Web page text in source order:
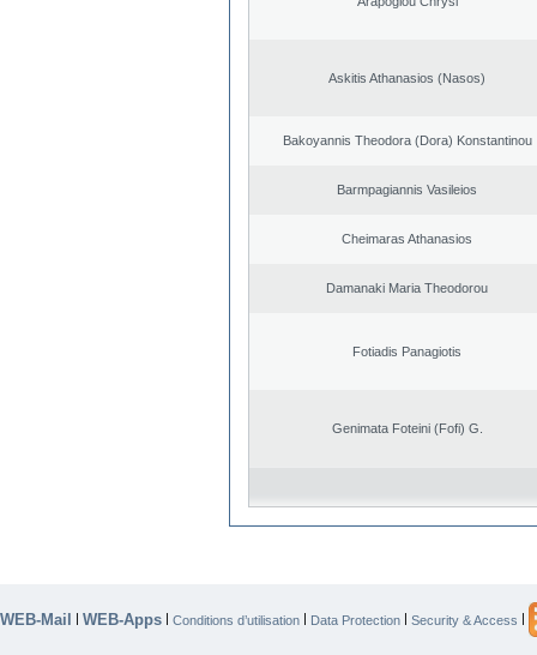
Askitis Athanasios (Nasos)
Bakoyannis Theodora (Dora) Konstantinou
Barmpagiannis Vasileios
Cheimaras Athanasios
Damanaki Maria Theodorou
Fotiadis Panagiotis
Genimata Foteini (Fofi) G.
WEB-Mail | WEB-Apps | Conditions d’utilisation | Data Protection | Security & Access |